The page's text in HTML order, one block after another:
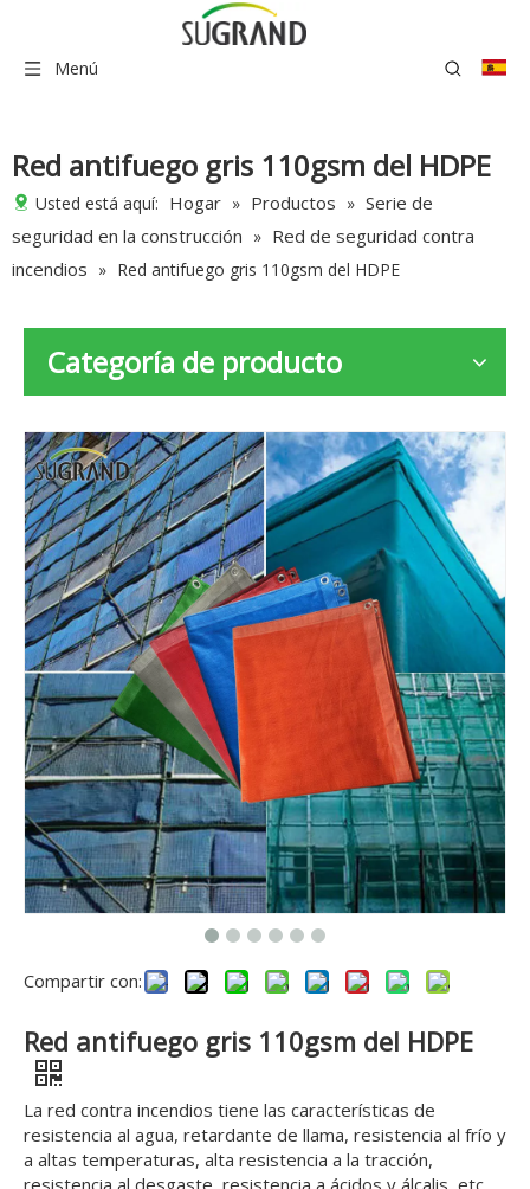
Menú
Red antifuego gris 110gsm del HDPE
Usted está aquí: Hogar » Productos » Serie de
seguridad en la construcción » Red de seguridad contra
incendios » Red antifuego gris 110gsm del HDPE
Categoría de producto
Compartir con:
Red antifuego gris 110gsm del HDPE
La red contra incendios tiene las características de
resistencia al agua, retardante de llama, resistencia al frío y
a altas temperaturas, alta resistencia a la tracción,
resistencia al desgaste, resistencia a ácidos y álcalis, etc.